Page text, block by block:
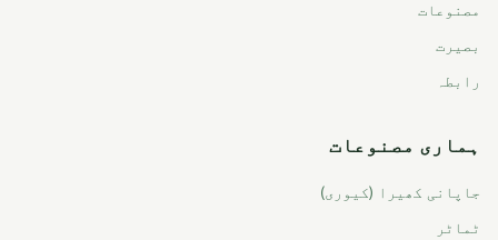
مصنوعات
بصیرت
رابطہ
ہماری مصنوعات
جاپانی کھیرا (کیوری)
ٹماٹر